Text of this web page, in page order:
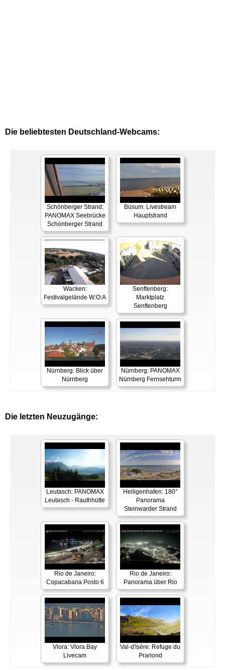
Die beliebtesten Deutschland-Webcams:
Schönberger Strand:
PANOMAX Seebrücke
Schönberger Strand
Büsum: Livestream
Hauptstrand
Wacken:
Festivalgelände W:O:A
Senftenberg:
Marktplatz
Senftenberg
Nürnberg: Blick über
Nürnberg
Nürnberg: PANOMAX
Nürnberg Fernsehturm
Die letzten Neuzugänge:
Leutasch: PANOMAX
Leutasch - Rauthhütte
Heiligenhafen: 180°
Panorama
Steinwarder Strand
Rio de Janeiro:
Copacabana Posto 6
Rio de Janeiro:
Panorama über Rio
Vlora: Vlora Bay
Livecam
Val-d'Isère: Refuge du
Prariond